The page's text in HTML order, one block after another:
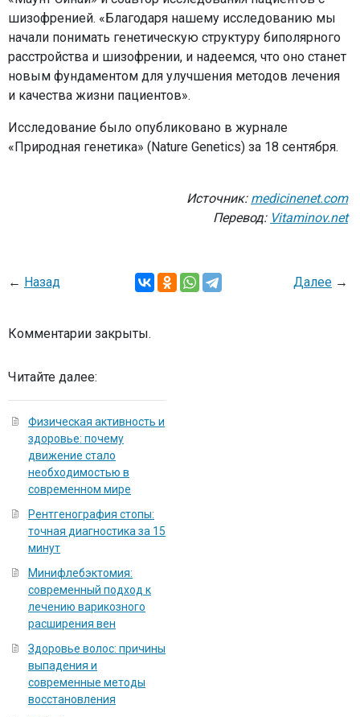
шизофренией. «Благодаря нашему исследованию мы
начали понимать генетическую структуру биполярного
расстройства и шизофрении, и надеемся, что оно станет
новым фундаментом для улучшения методов лечения
и качества жизни пациентов».
Исследование было опубликовано в журнале
«Природная генетика» (Nature Genetics) за 18 сентября.
Источник: medicinenet.com
Перевод: Vitaminov.net
← Назад Далее →
Комментарии закрыты.
Читайте далее:
Физическая активность и
здоровье: почему
движение стало
необходимостью в
современном мире
Рентгенография стопы:
точная диагностика за 15
минут
Минифлебэктомия:
современный подход к
лечению варикозного
расширения вен
Здоровье волос: причины
выпадения и
современные методы
восстановления